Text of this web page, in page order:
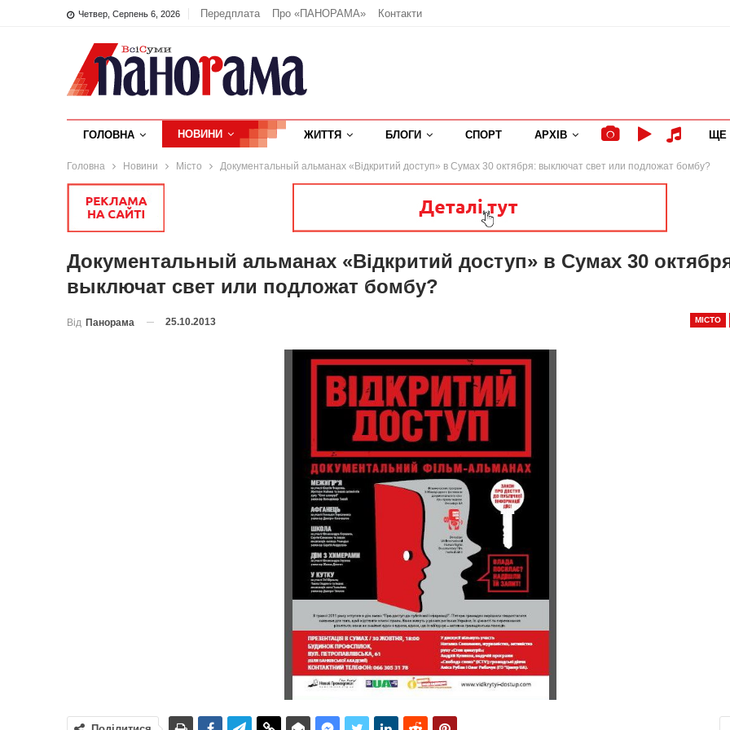
Четвер, Серпень 6, 2026 Передплата Про «ПАНОРАМА» Контакти
ГОЛОВНА НОВИНИ ЖИТТЯ БЛОГИ СПОРТ АРХІВ ЩЕ
Головна Новини Місто Документальный альманах «Відкритий доступ» в Сумах 30 октября: выключат свет или подложат бомбу?
Документальный альманах «Відкритий доступ» в Сумах 30
выключат свет или подложат бомбу?
МІСТО
Від Панорама 25.10.2013